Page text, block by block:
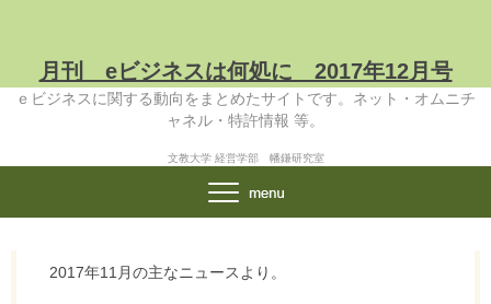
月刊 eビジネスは何処に 2017年12月号
ｅビジネスに関する動向をまとめたサイトです。ネット・オムニチ
ャネル・特許情報 等。
文教大学 経営学部 幡鎌研究室
2017年11月の主なニュースより。